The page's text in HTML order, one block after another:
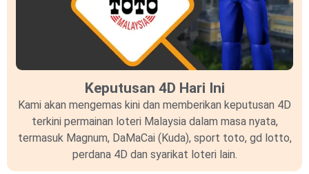
Keputusan 4D Hari Ini
Kami akan mengemas kini dan memberikan keputusan 4D
terkini permainan loteri Malaysia dalam masa nyata,
termasuk Magnum, DaMaCai (Kuda), sport toto, gd lotto,
perdana 4D dan syarikat loteri lain.